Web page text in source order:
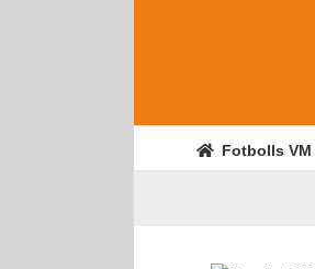
Fotbolls VM